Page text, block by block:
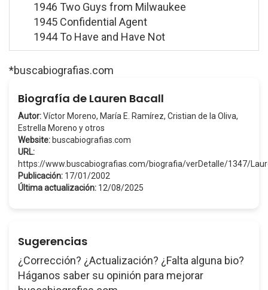
1946 Two Guys from Milwaukee
1945 Confidential Agent
1944 To Have and Have Not
*buscabiografias.com
Biografía de Lauren Bacall
Autor:Víctor Moreno, María E. Ramírez, Cristian de la Oliva,
Estrella Moreno y otros
Website: buscabiografias.com
URL:
https://www.buscabiografias.com/biografia/verDetalle/1347/
Publicación: 17/01/2002
Última actualización: 12/08/2025
Sugerencias
¿Corrección? ¿Actualización? ¿Falta alguna bio?
Háganos saber su opinión para mejorar